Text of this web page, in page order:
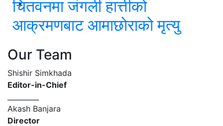
चितवनमा जंगली हात्तीको
आक्रमणबाट आमाछोराको मृत्यु
Our Team
Shishir Simkhada
Editor-in-Chief
Akash Banjara
Director